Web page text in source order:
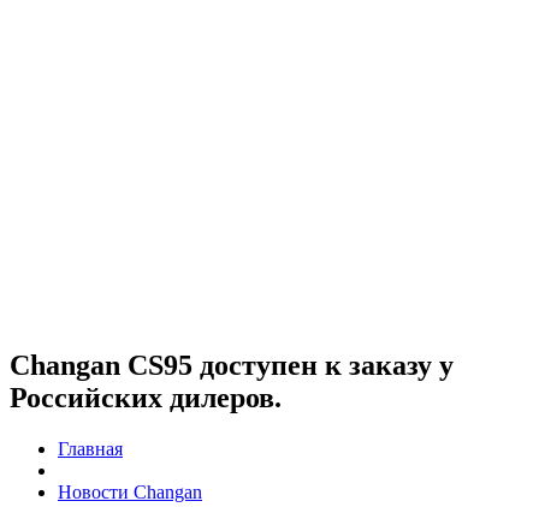
Changan СS95 доступен к заказу у
Российских дилеров.
Главная
Новости Changan